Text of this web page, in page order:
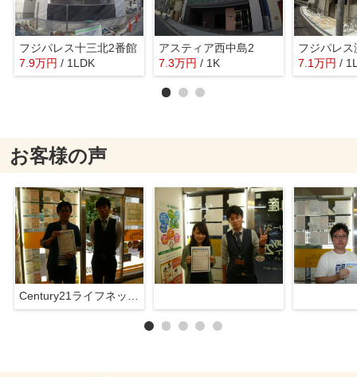
フジパレス十三北2番館
7.9万円 / 1LDK
アスティア西中島2
7.3万円 / 1K
フジパレス
7.1万円 /
お客様の声